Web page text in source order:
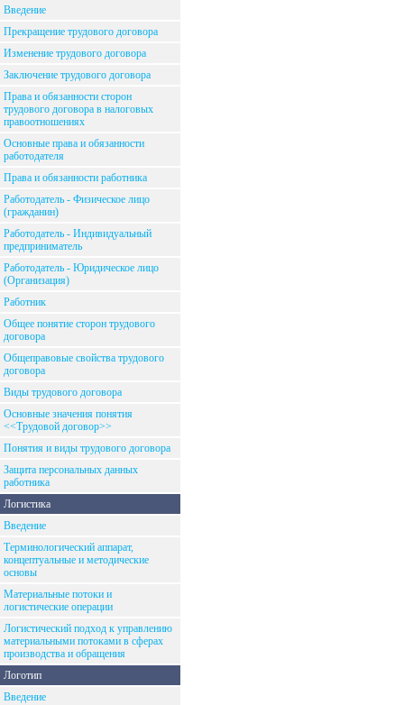
Введение
Прекращение трудового договора
Изменение трудового договора
Заключение трудового договора
Права и обязанности сторон
трудового договора в налоговых
правоотношениях
Основные права и обязанности
работодателя
Права и обязанности работника
Работодатель - Физическое лицо
(гражданин)
Работодатель - Индивидуальный
предприниматель
Работодатель - Юридическое лицо
(Организация)
Работник
Общее понятие сторон трудового
договора
Общеправовые свойства трудового
договора
Виды трудового договора
Основные значения понятия
<<Трудовой договор>>
Понятия и виды трудового договора
Защита персональных данных
работника
Логистика
Введение
Терминологический аппарат,
концептуальные и методические
основы
Материальные потоки и
логистические операции
Логистический подход к управлению
материальными потоками в сферах
производства и обращения
Логотип
Введение